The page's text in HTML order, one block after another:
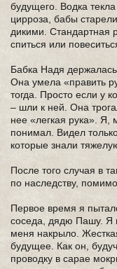
будущего. Водка
цирроза, бабы
дикими. Стандартная
спиться или
Бабка Надя
Она умела «править
тогда. Просто если у
– шли к ней. Она
нее «легкая рука». Я,
понимал. Видел
которые знали
После того случая в
по наследству,
Первое время я
соседа, дядю Пашу. Я
меня накрыло.
будущее. Как он,
проводку в сарае